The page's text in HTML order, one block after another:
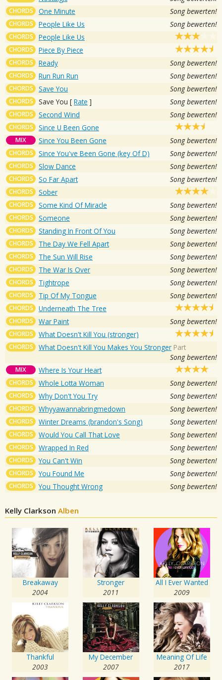
CHORDS One Minute Song bewerten!
CHORDS People Like Us Song bewerten!
CHORDS People Like Us
CHORDS Piece By Piece
CHORDS Ready Song bewerten!
CHORDS Run Run Run Song bewerten!
CHORDS Save You Song bewerten!
CHORDS Save You [ Rate ] Song bewerten!
CHORDS Second Wind Song bewerten!
CHORDS Since U Been Gone
MIX Since You Been Gone Song bewerten!
CHORDS Since You've Been Gone (key Of D) Song bewerten!
CHORDS Slow Dance Song bewerten!
CHORDS So Far Apart Song bewerten!
CHORDS Sober
CHORDS Some Kind Of Miracle Song bewerten!
CHORDS Someone Song bewerten!
CHORDS Standing In Front Of You Song bewerten!
CHORDS The Day We Fell Apart Song bewerten!
CHORDS The Sun Will Rise Song bewerten!
CHORDS The War Is Over Song bewerten!
CHORDS Tightrope Song bewerten!
CHORDS Tip Of My Tongue Song bewerten!
CHORDS Underneath The Tree
CHORDS War Paint Song bewerten!
CHORDS What Doesn't Kill You (stronger)
CHORDS What Doesn't Kill You Makes You Stronger Part
Song bewerten!
MIX Where Is Your Heart
CHORDS Whole Lotta Woman Song bewerten!
CHORDS Why Don't You Try Song bewerten!
CHORDS Whyyawannabringmedown Song bewerten!
CHORDS Winter Dreams (brandon's Song) Song bewerten!
CHORDS Would You Call That Love Song bewerten!
CHORDS Wrapped In Red Song bewerten!
CHORDS You Can't Win Song bewerten!
CHORDS You Found Me Song bewerten!
CHORDS You Thought Wrong Song bewerten!
Kelly Clarkson Alben
Breakaway
2004
Stronger
2011
All I Ever Wanted
2009
Thankful
2003
My December
2007
Meaning Of Life
2017